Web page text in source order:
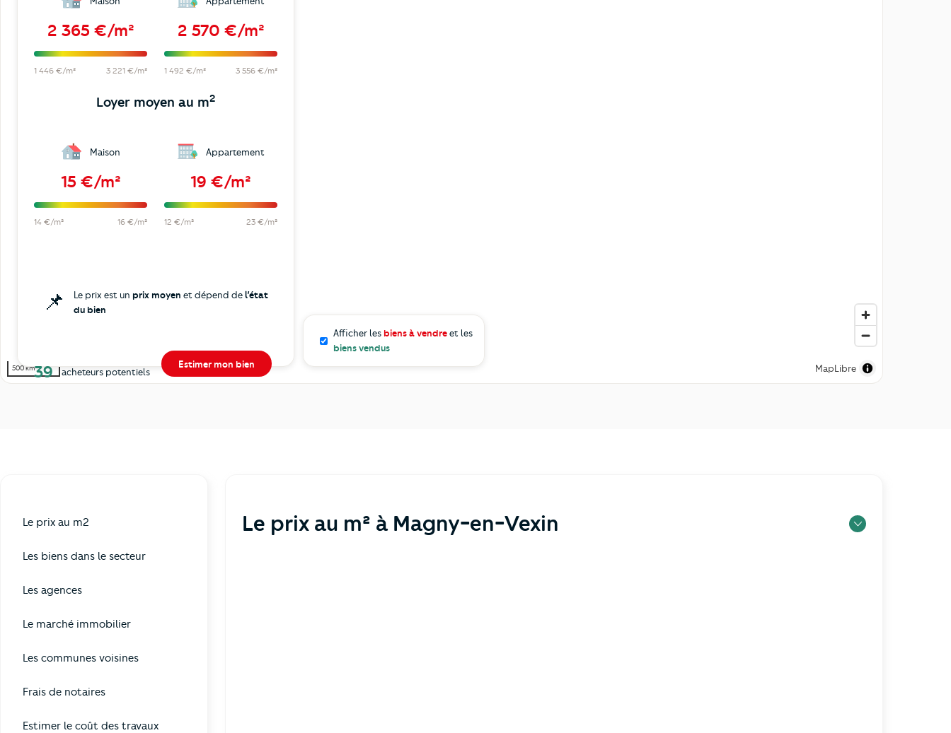
2 365 €/m²
1 446 €/m² 3 221 €/m²
2 570 €/m²
1 492 €/m² 3 556 €/m²
Loyer moyen au m2
Maison
15 €/m²
14 €/m² 16 €/m²
Appartement
19 €/m²
12 €/m² 23 €/m²
📌 Le prix est un prix moyen et dépend del’état
du bien
39 acheteurs potentiels
Estimer mon bien
500 km MapLibre
Afficher les biens à vendreet les
biens vendus
Le prix au m2
Les biens dans le secteur
Les agences
Le marché immobilier
Les communes voisines
Frais de notaires
Estimer le coût des travaux
Le prix au m² à Magny-en-Vexin